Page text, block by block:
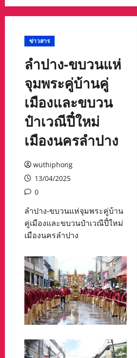
ข่าวสาร
ลำปาง‐ขบวนแห่
จุมพระคู่บ้านคู่
เมืองและขบวน
ป๋าเวณีปี๋ใหม่
เมืองนครลำปาง
wuthiphong
13/04/2025
0
ลำปาง‐ขบวนแห่จุมพระคู่บ้าน
คู่เมืองและขบวนป๋าเวณีปี๋ใหม่
เมืองนครลำปาง